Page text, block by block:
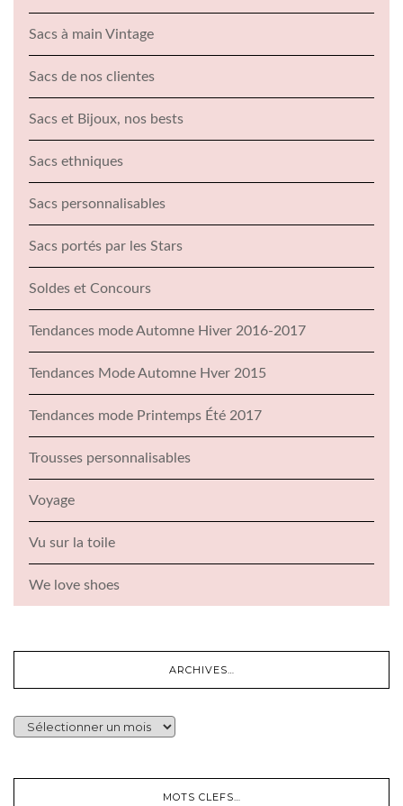
Sacs à main Vintage
Sacs de nos clientes
Sacs et Bijoux, nos bests
Sacs ethniques
Sacs personnalisables
Sacs portés par les Stars
Soldes et Concours
Tendances mode Automne Hiver 2016-2017
Tendances Mode Automne Hver 2015
Tendances mode Printemps Été 2017
Trousses personnalisables
Voyage
Vu sur la toile
We love shoes
ARCHIVES…
ARCHIVES…
MOTS CLEFS…